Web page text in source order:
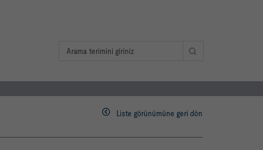
Liste görünümüne geri dön